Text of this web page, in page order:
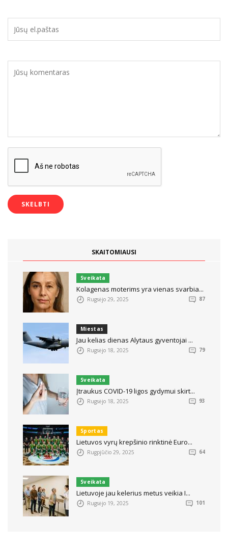
SKAITOMIAUSI
Sveikata
Kolagenas moterims yra vienas svarbia...
Rugsėjo 29, 2025 87
Miestas
Jau kelias dienas Alytaus gyventojai ...
Rugsėjo 18, 2025 79
Sveikata
Įtraukus COVID-19 ligos gydymui skirt...
Rugsėjo 18, 2025 93
Sportas
Lietuvos vyrų krepšinio rinktinė Euro...
Rugpjūčio 29, 2025 64
Sveikata
Lietuvoje jau kelerius metus veikia I...
Rugsėjo 19, 2025 101